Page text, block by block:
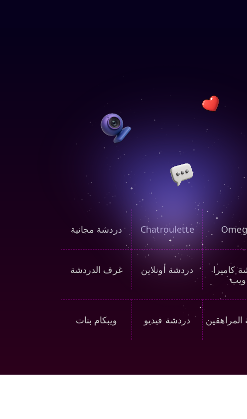
Chatroulette دردشة مجانية
كاميرا
ويب
دردشة أونلاين غرف الدردشة
دردشة فيديو ويبكام بنات